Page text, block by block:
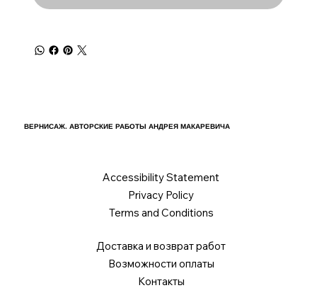
ВЕРНИСАЖ. АВТОРСКИЕ РАБОТЫ АНДРЕЯ МАКАРЕВИЧА
Accessibility Statement
Privacy Policy
Terms and Conditions
Доставка и возврат работ
Возможности оплаты
Контакты